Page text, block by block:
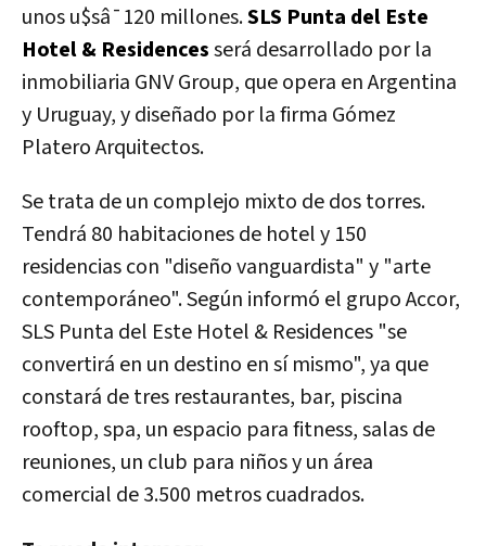
unos u$sâ¯120 millones.SLS Punta del Este
Hotel & Residencesserá desarrollado por la
inmobiliaria GNV Group, que opera en Argentina
y Uruguay, y diseñado por la firma Gómez
Platero Arquitectos.
Se trata de un complejo mixto de dos torres.
Tendrá 80 habitaciones de hotel y 150
residencias con "diseño vanguardista" y "arte
contemporáneo". Según informó el grupo Accor,
SLS Punta del Este Hotel & Residences "se
convertirá en un destino en sí mismo", ya que
constará de tres restaurantes, bar, piscina
rooftop, spa, un espacio para fitness, salas de
reuniones, un club para niños y un área
comercial de 3.500 metros cuadrados.